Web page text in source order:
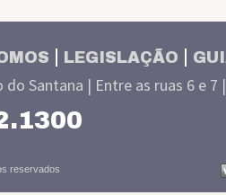
LEGISLAÇÃO
Santana | Entre as ruas 6 e 7
reservados